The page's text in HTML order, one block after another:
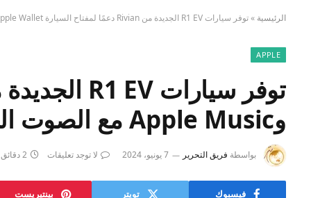
الرئيسية »توفر سيارات R1 EV الجديدة من Rivian دعمًا لمفتاح السيارة Apple Wallet وApple Music مع الصوت المكاني
APPLE
وApple Music مع الصوت المكاني
بواسطة فريق التحرير 7 يونيو، 2024 لا توجد تعليقات 2 دقائق
فيسبوك تويتر بينتيريست